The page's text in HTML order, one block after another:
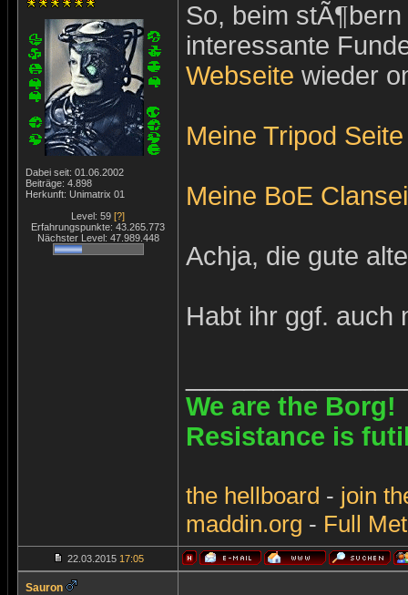
Dabei seit: 01.06.2002
Beiträge: 4.898
Herkunft: Unimatrix 01
Level: 59 [?]
Erfahrungspunkte: 43.265.773
Nächster Level: 47.989.448
So, beim
interessante
Webseite wieder
Meine Tripod Seite
Meine BoE
Achja, die gute
Habt ihr ggf. auch
We are the Borg!
Resistance is
the hellboard - join
maddin.org - Full
22.03.2015 17:05
Sauron